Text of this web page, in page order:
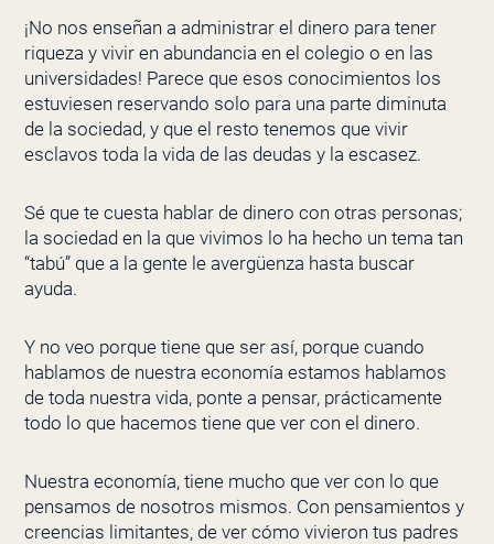
¡No nos enseñan a administrar el dinero para tener
riqueza y vivir en abundancia en el colegio o en las
universidades! Parece que esos conocimientos los
estuviesen reservando solo para una parte diminuta
de la sociedad, y que el resto tenemos que vivir
esclavos toda la vida de las deudas y la escasez.
Sé que te cuesta hablar de dinero con otras personas;
la sociedad en la que vivimos lo ha hecho un tema tan
“tabú” que a la gente le avergüenza hasta buscar
ayuda.
Y no veo porque tiene que ser así, porque cuando
hablamos de nuestra economía estamos hablamos
de toda nuestra vida, ponte a pensar, prácticamente
todo lo que hacemos tiene que ver con el dinero.
Nuestra economía, tiene mucho que ver con lo que
pensamos de nosotros mismos. Con pensamientos y
creencias limitantes, de ver cómo vivieron tus padres